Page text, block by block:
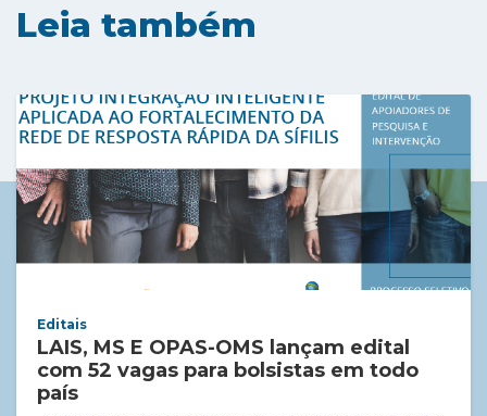
Leia também
Editais
LAIS, MS E OPAS-OMS lançam edital
com 52 vagas para bolsistas em todo
país